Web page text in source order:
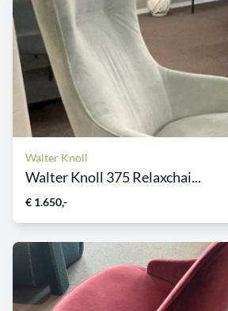
Walter Knoll
Walter Knoll 375 Relaxchai...
€ 1.650,-